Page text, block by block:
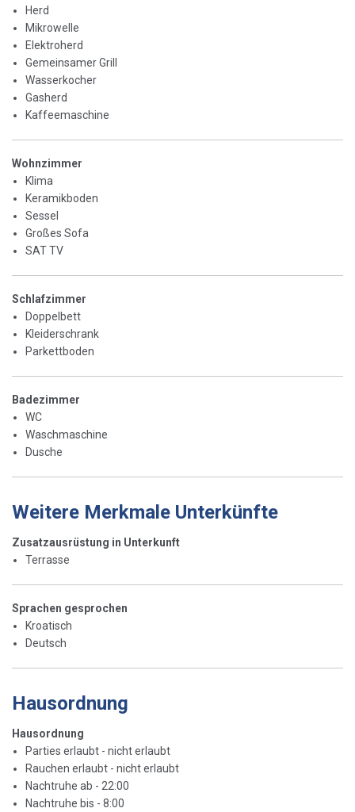
Herd
Mikrowelle
Elektroherd
Gemeinsamer Grill
Wasserkocher
Gasherd
Kaffeemaschine
Wohnzimmer
Klima
Keramikboden
Sessel
Großes Sofa
SAT TV
Schlafzimmer
Doppelbett
Kleiderschrank
Parkettboden
Badezimmer
WC
Waschmaschine
Dusche
Weitere Merkmale Unterkünfte
Zusatzausrüstung in Unterkunft
Terrasse
Sprachen gesprochen
Kroatisch
Deutsch
Hausordnung
Hausordnung
Parties erlaubt - nicht erlaubt
Rauchen erlaubt - nicht erlaubt
Nachtruhe ab - 22:00
Nachtruhe bis - 8:00